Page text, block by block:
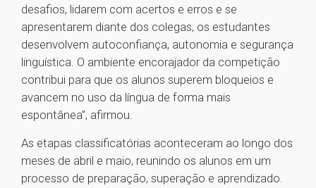
desafios, lidarem com acertos e erros e se
apresentarem diante dos colegas, os estudantes
desenvolvem autoconfiança, autonomia e segurança
linguística. O ambiente encorajador da competição
contribui para que os alunos superem bloqueios e
avancem no uso da língua de forma mais
espontânea”, afirmou.
As etapas classificatórias aconteceram ao longo dos
meses de abril e maio, reunindo os alunos em um
processo de preparação, superação e aprendizado.